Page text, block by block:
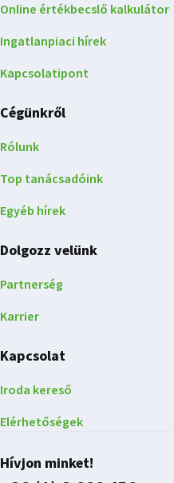
Online értékbecslő kalkulátor
Ingatlanpiaci hírek
Kapcsolatipont
Cégünkről
Rólunk
Top tanácsadóink
Egyéb hírek
Dolgozz velünk
Partnerség
Karrier
Kapcsolat
Iroda kereső
Elérhetőségek
Hívjon minket!